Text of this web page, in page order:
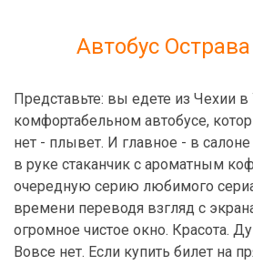
Автобус
Представьте: вы едете из Чехии в
комфортабельном автобусе,
нет - плывет. И главное - в
в руке стаканчик с ароматным
очередную серию любимого
времени переводя взгляд с
огромное чистое окно. Красота.
Вовсе нет. Если купить билет на